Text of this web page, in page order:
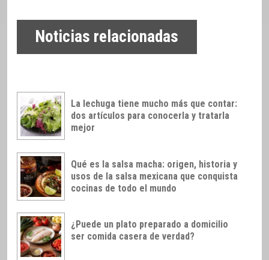
Noticias relacionadas
La lechuga tiene mucho más que contar:
dos artículos para conocerla y tratarla
mejor
Qué es la salsa macha: origen, historia y
usos de la salsa mexicana que conquista
cocinas de todo el mundo
¿Puede un plato preparado a domicilio
ser comida casera de verdad?